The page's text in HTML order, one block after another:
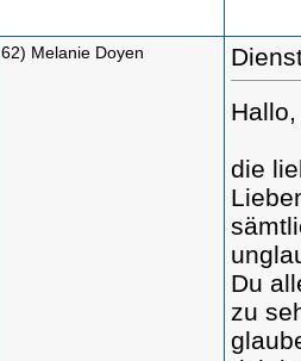
62) Melanie Doyen
Hallo,
die
Du
zu